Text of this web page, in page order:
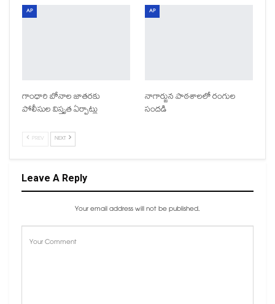
AP
గాంధారి బోనాల జాతరకు
పోలీసుల విస్తృత ఏర్పాట్లు
AP
నాగార్జున పాఠశాలలో రంగుల
సందడి
PREV NEXT
Leave A Reply
Your email address will not be published.